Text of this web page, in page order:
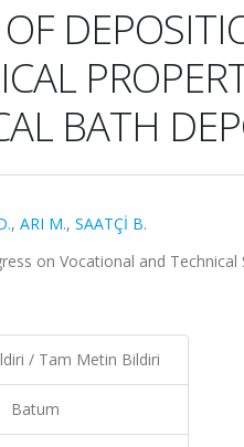
OF
BATH
, ARI M., SAATÇİ B.
on Vocational and
/ Tam Metin Bildiri
Batum